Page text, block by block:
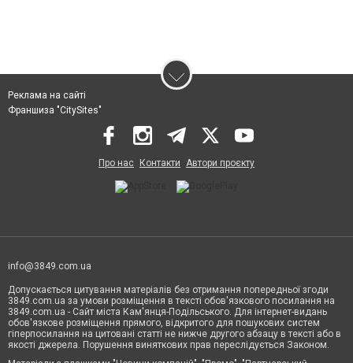
Реклама на сайті
Франшиза "CitySites"
Про нас Контакти Автори проєкту
info@3849.com.ua
Допускається цитування матеріалів без отримання попередньої згоди
3849.com.ua за умови розміщення в тексті обов'язкового посилання на
3849.com.ua - Сайт міста Кам'янця-Подільського. Для інтернет-видань
обов'язкове розміщення прямого, відкритого для пошукових систем
гіперпосилання на цитовані статті не нижче другого абзацу в тексті або в
якості джерела. Порушення виняткових прав переслідується Законом.